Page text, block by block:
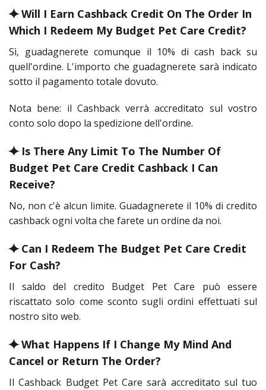
⯌ Will I Earn Cashback Credit On The Order In
Which I Redeem My Budget Pet Care Credit?
Sì, guadagnerete comunque il 10% di cash back su
quell'ordine. L'importo che guadagnerete sarà indicato
sotto il pagamento totale dovuto.
Nota bene: il Cashback verrà accreditato sul vostro
conto solo dopo la spedizione dell'ordine.
⯌ Is There Any Limit To The Number Of
Budget Pet Care Credit Cashback I Can
Receive?
No, non c'è alcun limite. Guadagnerete il 10% di credito
cashback ogni volta che farete un ordine da noi.
⯌ Can I Redeem The Budget Pet Care Credit
For Cash?
Il saldo del credito Budget Pet Care può essere
riscattato solo come sconto sugli ordini effettuati sul
nostro sito web.
⯌ What Happens If I Change My Mind And
Cancel or Return The Order?
Il Cashback Budget Pet Care sarà accreditato sul tuo